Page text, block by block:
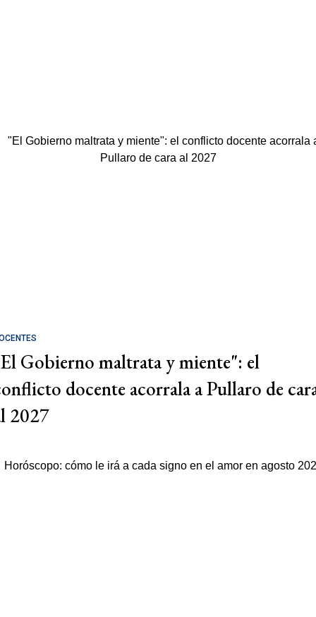
Gobierno maltrata y miente": el
docente acorrala a Pullaro de
2027